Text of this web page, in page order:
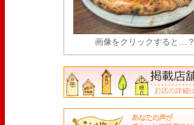
画像をクリックすると…？